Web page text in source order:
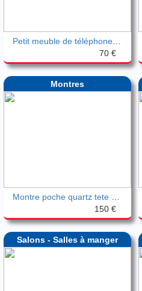
70 €
Montres
150 €
Salons - Salles à manger